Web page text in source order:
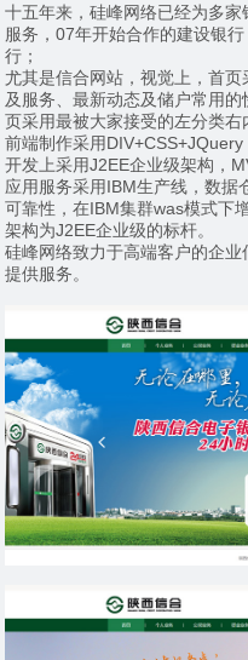
十五年来，硅峰网络已经为多
服务，07年开始合作的建设银
行；
尤其是信合网站，视觉上，首
及服务、最新动态及储户常用
页采用最被大家接受的左分类右
前端制作采用DIV+CSS+JQuery
开发上采用J2EE企业级架构，
应用服务采用IBM生产线，数据
可靠性，在IBM集群was模式下
架构为J2EE企业级的标杆。
硅峰网络致力于高端客户的企
提供服务。